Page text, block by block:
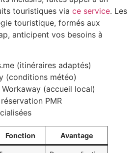
touristiques via ce service. Les
touristique, formés aux
anticipent vos besoins à
(itinéraires adaptés)
(conditions météo)
(accueil local)
PMR
Fonction Avantage